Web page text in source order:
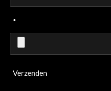
*
Verzenden